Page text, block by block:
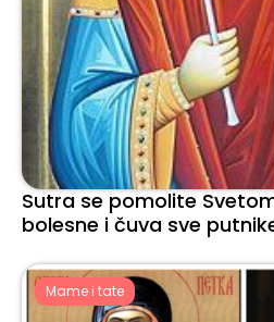
Sutra se pomolite
bolesne i čuva sve
Mame i tate